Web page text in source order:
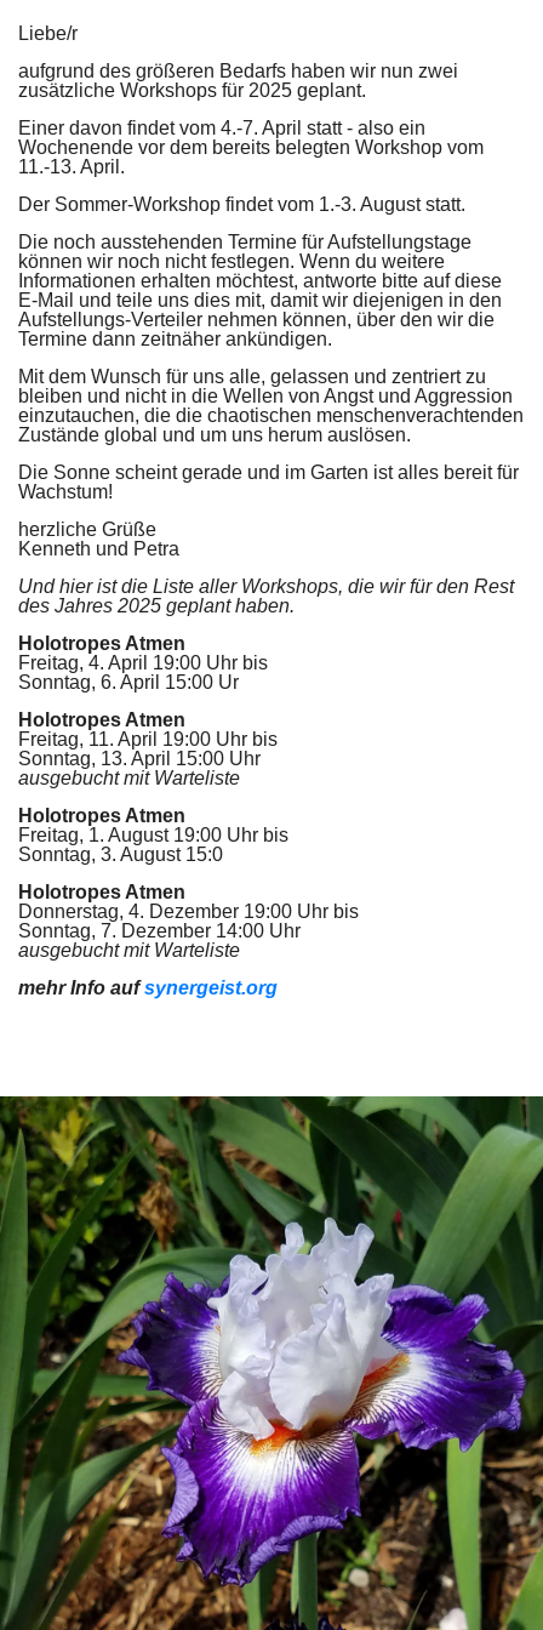
Liebe/r
aufgrund des größeren Bedarfs haben wir nun zwei
zusätzliche Workshops für 2025 geplant.
Einer davon findet vom 4.-7. April statt - also ein
Wochenende vor dem bereits belegten Workshop vom
11.-13. April.
Der Sommer-Workshop findet vom 1.-3. August statt.
Die noch ausstehenden Termine für Aufstellungstage
können wir noch nicht festlegen. Wenn du weitere
Informationen erhalten möchtest, antworte bitte auf diese
E-Mail und teile uns dies mit, damit wir diejenigen in den
Aufstellungs-Verteiler nehmen können, über den wir die
Termine dann zeitnäher ankündigen.
Mit dem Wunsch für uns alle, gelassen und zentriert zu
bleiben und nicht in die Wellen von Angst und Aggression
einzutauchen, die die chaotischen menschenverachtenden
Zustände global und um uns herum auslösen.
Die Sonne scheint gerade und im Garten ist alles bereit für
Wachstum!
herzliche Grüße
Kenneth und Petra
Und hier ist die Liste aller Workshops, die wir für den Rest
des Jahres 2025 geplant haben.
Holotropes Atmen
Freitag, 4. April 19:00 Uhr bis
Sonntag, 6. April 15:00 Ur
Holotropes Atmen
Freitag, 11. April 19:00 Uhr bis
Sonntag, 13. April 15:00 Uhr
ausgebucht mit Warteliste
Holotropes Atmen
Freitag, 1. August 19:00 Uhr bis
Sonntag, 3. August 15:0
Holotropes Atmen
Donnerstag, 4. Dezember 19:00 Uhr bis
Sonntag, 7. Dezember 14:00 Uhr
ausgebucht mit Warteliste
mehr Info aufsynergeist.org